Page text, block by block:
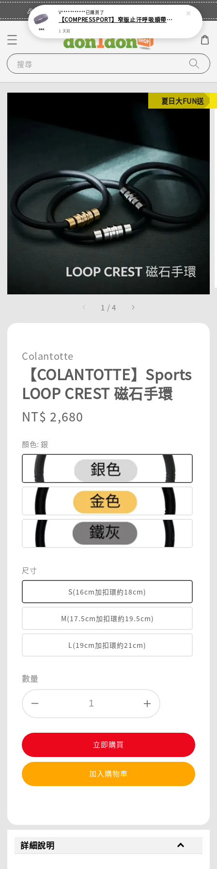
🎉登入會員・領取您的專屬折扣券！
搜尋
1 /4
夏日大FUN送
Colantotte
【COLANTOTTE】Sports
LOOP CREST 磁石手環
Regular
NT$ 2,680
顏色: 銀
尺寸
S(16cm加扣環約18cm)
M(17.5cm加扣環約19.5cm)
L(19cm加扣環約21cm)
數量
立即購買
加入購物車
詳細說明
V***********已購買了
【COMPRESSPORT】窄版止汗呼吸頭帶2.0_【零碼】
1 天前